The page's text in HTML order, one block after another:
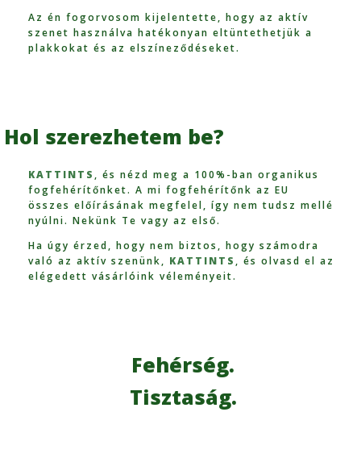
Az én fogorvosom kijelentette, hogy az aktív
szenet használva hatékonyan eltüntethetjük a
plakkokat és az elszíneződéseket.
Hol szerezhetem be?
KATTINTS , és nézd meg a 100%-ban organikus
fogfehérítőnket. A mi fogfehérítőnk az EU
összes előírásának megfelel, így nem tudsz mellé
nyúlni. Nekünk Te vagy az első.
Ha úgy érzed, hogy nem biztos, hogy számodra
való az aktív szenünk, KATTINTS , és olvasd el az
elégedett vásárlóink véleményeit.
Fehérség.
Tisztaság.